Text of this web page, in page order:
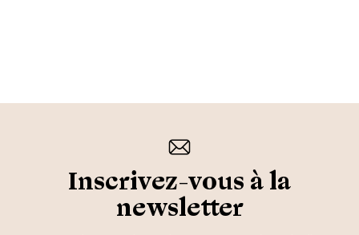
Inscrivez-vous à la
newsletter